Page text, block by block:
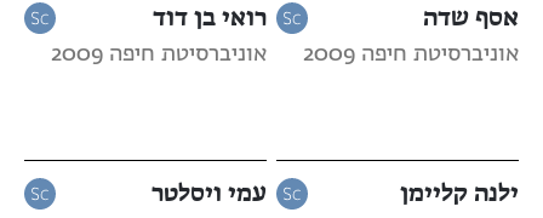
אסף שדה
אוניברסיטת חיפה 2009
רואי בן דוד
אוניברסיטת חיפה 2009
ילנה קליימן עמי ויסלטר